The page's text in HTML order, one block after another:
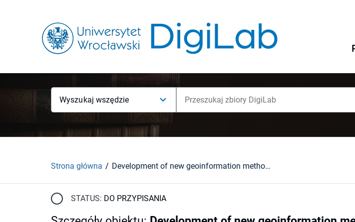
Wyszukaj wszędzie
Strona główna Development of new geoinformation methods for modelling and prediction of sea level change over different timescales - overview of the project
STATUS: DO PRZYPISANIA